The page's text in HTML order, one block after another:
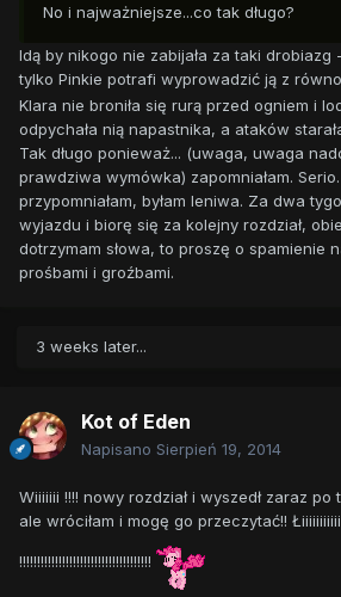
No i najważniejsze...co tak długo?
Idą by nikogo nie zabijała za taki
tylko Pinkie potrafi wyprowadzić ją z
Klara nie broniła się rurą przed ogniem i
odpychała nią napastnika, a ataków
Tak długo ponieważ... (uwaga, uwaga
prawdziwa wymówka) zapomniałam.
przypomniałam, byłam leniwa. Za dwa
wyjazdu i biorę się za kolejny rozdział,
dotrzymam słowa, to proszę o spamienie
prośbami i groźbami.
3 weeks later...
Kot of Eden
Napisano Sierpień 19, 2014
Wiiiiiii !!!! nowy rozdział i wyszedł zaraz po
ale wróciłam i mogę go przeczytać!!
!!!!!!!!!!!!!!!!!!!!!!!!!!!!!!!!!!!!!